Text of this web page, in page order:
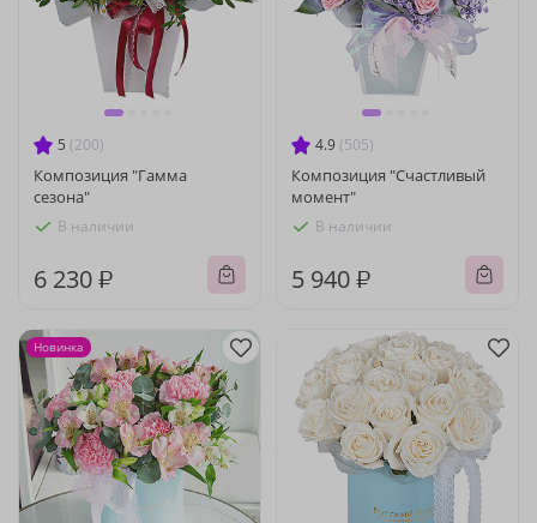
5 (200)
Композиция "Гамма
сезона"
В наличии
6 230 ₽
4.9 (505)
Композиция "Счастливый
момент"
В наличии
5 940 ₽
Новинка